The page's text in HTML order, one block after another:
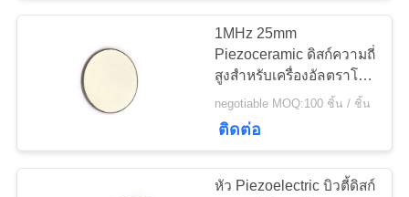
แผนผัง
เว็บไซต์
PRIVACY
POLICY
PZT Powder
27
1MHz 25mm
Piezoceramic ดิสก์ความถี่
สูงสำหรับเครื่องอัลตราโซ
นิกการแพทย์
negotiable MOQ:100 ชิ้น / ชิ้น
ติดต่อ
หัว Piezoelectric บิวตี้ดิสก์